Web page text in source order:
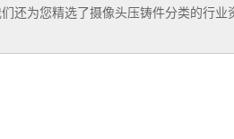
还为您精选了摄像头压铸件分类的行业